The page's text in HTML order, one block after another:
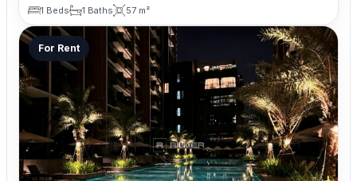
1 Beds
1 Baths 57 m²
For Rent